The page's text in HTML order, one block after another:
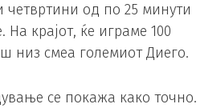
четвртини од по 25 минути
крајот, ќе играме 100
низ смеа големиот Диего.
се покажа како точно.